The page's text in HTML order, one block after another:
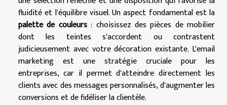
fluidité et l'équilibre visuel. Un aspect fondamental est la
palette de couleurs: choisissez des pièces de mobilier
dont les teintes s'accordent ou contrastent
judicieusement avec votre décoration existante. L'email
marketing est une stratégie cruciale pour les
entreprises, car il permet d'atteindre directement les
clients avec des messages personnalisés, d'augmenter les
conversions et de fidéliser la clientèle.